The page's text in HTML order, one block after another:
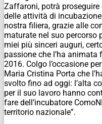
Zaffaroni, potrà
delle attività di
nostra filiera, grazie alle
maturate nel suo percorso
miei più sinceri auguri,
passione che l’ha animata
2016. Colgo l’occasione
Maria Cristina Porta che
svolto fino ad oggi: l’alta
per il suo lavoro hanno
fare dell’incubatore
territorio nazionale”.